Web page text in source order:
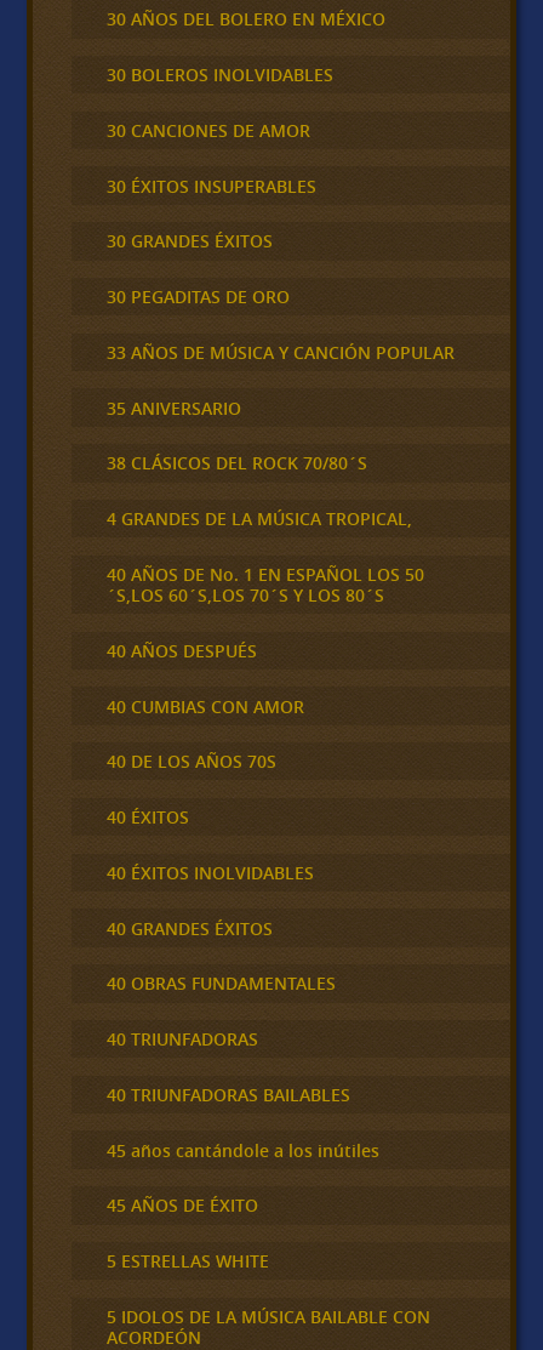
30 AÑOS DEL BOLERO EN MÉXICO
30 BOLEROS INOLVIDABLES
30 CANCIONES DE AMOR
30 ÉXITOS INSUPERABLES
30 GRANDES ÉXITOS
30 PEGADITAS DE ORO
33 AÑOS DE MÚSICA Y CANCIÓN POPULAR
35 ANIVERSARIO
38 CLÁSICOS DEL ROCK 70/80´S
4 GRANDES DE LA MÚSICA TROPICAL,
40 AÑOS DE No. 1 EN ESPAÑOL LOS 50
´S,LOS 60´S,LOS 70´S Y LOS 80´S
40 AÑOS DESPUÉS
40 CUMBIAS CON AMOR
40 DE LOS AÑOS 70S
40 ÉXITOS
40 ÉXITOS INOLVIDABLES
40 GRANDES ÉXITOS
40 OBRAS FUNDAMENTALES
40 TRIUNFADORAS
40 TRIUNFADORAS BAILABLES
45 años cantándole a los inútiles
45 AÑOS DE ÉXITO
5 ESTRELLAS WHITE
5 IDOLOS DE LA MÚSICA BAILABLE CON
ACORDEÓN